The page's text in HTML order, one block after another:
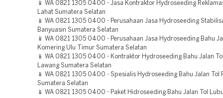
📱 WA 0821 1305 0400 - Jasa Kontraktor Hydroseeding
Lahat Sumatera Selatan
📱 WA 0821 1305 0400 - Perusahaan Jasa Hydroseeding
Banyuasin Sumatera Selatan
📱 WA 0821 1305 0400 - Perusahaan Jasa Hydroseeding Bahu
Komering Ulu Timur Sumatera Selatan
📱 WA 0821 1305 0400 - Kontraktor Hydroseeding Bahu Jalan
Lawang Sumatera Selatan
📱 WA 0821 1305 0400 - Spesialis Hydroseeding Bahu Jalan Tol
Sumatera Selatan
📱 WA 0821 1305 0400 - Paket Hidroseeding Bahu Jalan Tol